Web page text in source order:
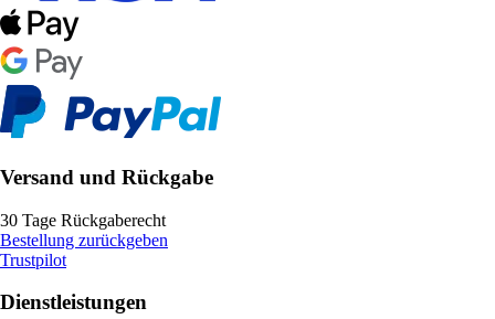
Versand und Rückgabe
30 Tage Rückgaberecht
Bestellung zurückgeben
Trustpilot
Dienstleistungen